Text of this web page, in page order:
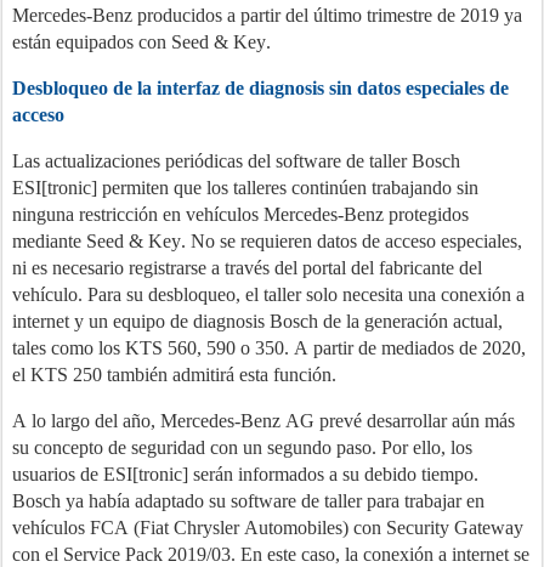
Mercedes-Benz producidos a partir del último trimestre de 2019 ya
están equipados con Seed & Key.
Desbloqueo de la interfaz de diagnosis sin datos especiales de
acceso
Las actualizaciones periódicas del software de taller Bosch
ESI[tronic] permiten que los talleres continúen trabajando sin
ninguna restricción en vehículos Mercedes-Benz protegidos
mediante Seed & Key. No se requieren datos de acceso especiales,
ni es necesario registrarse a través del portal del fabricante del
vehículo. Para su desbloqueo, el taller solo necesita una conexión a
internet y un equipo de diagnosis Bosch de la generación actual,
tales como los KTS 560, 590 o 350. A partir de mediados de 2020,
el KTS 250 también admitirá esta función.
A lo largo del año, Mercedes-Benz AG prevé desarrollar aún más
su concepto de seguridad con un segundo paso. Por ello, los
usuarios de ESI[tronic] serán informados a su debido tiempo.
Bosch ya había adaptado su software de taller para trabajar en
vehículos FCA (Fiat Chrysler Automobiles) con Security Gateway
con el Service Pack 2019/03. En este caso, la conexión a internet se